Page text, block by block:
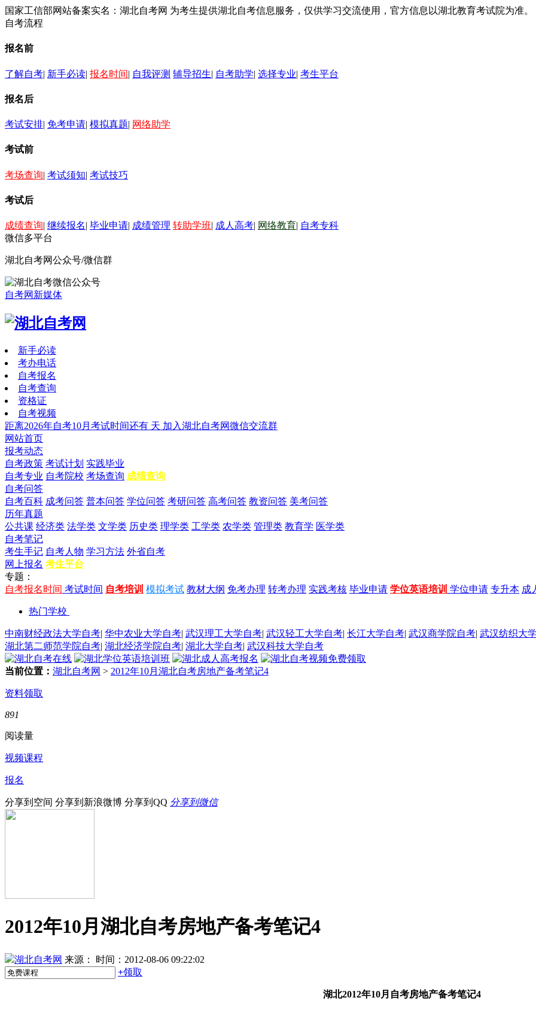
国家工信部网站备案实名：湖北自考网 为考生提供湖北自考信息服务，仅供学习交流使用，官方信息以湖北教育考试院为准。
自考流程
报名前
了解自考| 新手必读| 报名时间| 自我评测 辅导招生| 自考助学| 选择专业| 考生平台
报名后
考试安排| 免考申请| 模拟真题| 网络助学
考试前
考场查询| 考试须知| 考试技巧
考试后
成绩查询| 继续报名| 毕业申请| 成绩管理 转助学班| 成人高考| 网络教育| 自考专科
微信多平台
湖北自考网公众号/微信群
自考网新媒体
新手必读
考办电话
自考报名
自考查询
资格证
自考视频
距离2026年自考10月考试时间还有 天 加入湖北自考网微信交流群
网站首页
报考动态
自考政策 考试计划 实践毕业
自考专业 自考院校 考场查询 成绩查询
自考问答
自考百科 成考问答 普本问答 学位问答 考研问答 高考问答 教资问答 美考问答
历年真题
公共课 经济类 法学类 文学类 历史类 理学类 工学类 农学类 管理类 教育学 医学类
自考笔记
考生手记 自考人物 学习方法 外省自考
网上报名 考生平台
专题：
自考报名时间 考试时间 自考培训 模拟考试 教材大纲 免考办理 转考办理 实践考核 毕业申请 学位英语培训 学位申请 专升本 成
热门学校
中南财经政法大学自考| 华中农业大学自考| 武汉理工大学自考| 武汉轻工大学自考| 长江大学自考| 武汉商学院自考| 武汉纺织大
湖北第二师范学院自考| 湖北经济学院自考| 湖北大学自考| 武汉科技大学自考
当前位置： 湖北自考网 > 2012年10月湖北自考房地产备考笔记4
资料领取
891
阅读量
视频课程
报名
分享到空间 分享到新浪微博 分享到QQ 分享到微信
2012年10月湖北自考房地产备考笔记4
湖北自考网 来源：
时间：2012-08-06 09:22:02
+领取
湖北2012年10月 自考房地产备考笔记4